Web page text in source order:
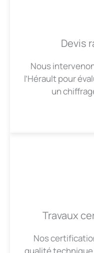
Devis
Nous
l’Hérault pour
un
Travaux
Nos